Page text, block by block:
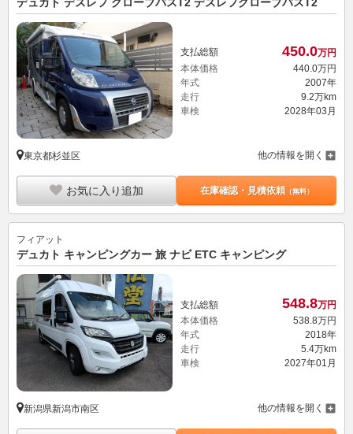
支払総額 450.0万円
本体価格
440. 0万円
年式
2007年
走行
9.2万km
車検
2028年03月
東京都杉並区 他の情報を開く
お気に入り追加 在庫確認・見積依頼（無料）
フィアット
デュカト キャンピングカー 旅 ナビ ETC キャンピング
支払総額 548.8万円
本体価格
538.8万円
年式
2018年
走行
5.4万km
車検
2027年01月
新潟県新潟市南区 他の情報を開く